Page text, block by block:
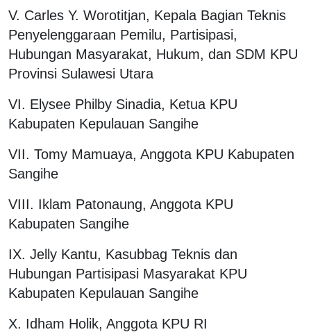
V. Carles Y. Worotitjan, Kepala Bagian Teknis
Penyelenggaraan Pemilu, Partisipasi,
Hubungan Masyarakat, Hukum, dan SDM KPU
Provinsi Sulawesi Utara
VI. Elysee Philby Sinadia, Ketua KPU
Kabupaten Kepulauan Sangihe
VII. Tomy Mamuaya, Anggota KPU Kabupaten
Sangihe
VIII. Iklam Patonaung, Anggota KPU
Kabupaten Sangihe
IX. Jelly Kantu, Kasubbag Teknis dan
Hubungan Partisipasi Masyarakat KPU
Kabupaten Kepulauan Sangihe
X. Idham Holik, Anggota KPU RI